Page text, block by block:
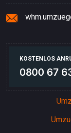
KOSTENLOS
0800 67